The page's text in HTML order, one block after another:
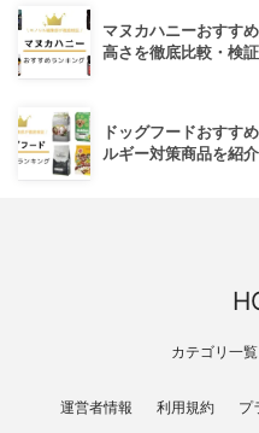
マヌカハニーおすす
高さを徹底比較・検証
ドッグフードおすす
ルギー対策商品を紹介
カテゴリ一覧
運営者情報 利用規約 プ